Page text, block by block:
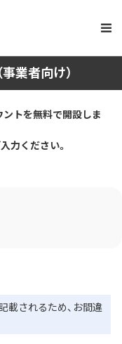
業者向け）
ントを無料で開設しま
力ください。
載されるため、お間違